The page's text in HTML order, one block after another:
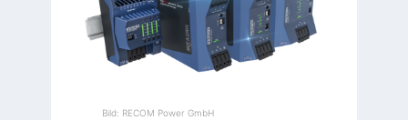
Bild: RECOM Power GmbH